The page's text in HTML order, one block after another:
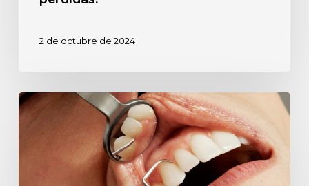
2 de octubre de 2024
Anestesia